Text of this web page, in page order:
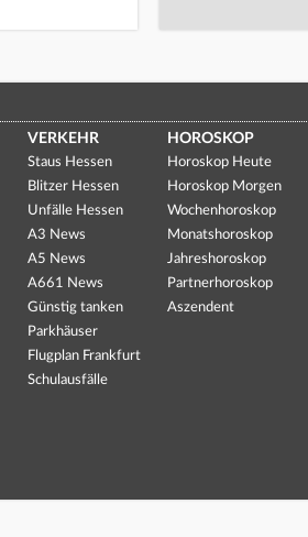
VERKEHR
Staus Hessen
Blitzer Hessen
Unfälle Hessen
A3 News
A5 News
A661 News
Günstig tanken
Parkhäuser
Flugplan Frankfurt
Schulausfälle
HOROSKOP
Horoskop Heute
Horoskop Morgen
Wochenhoroskop
Monatshoroskop
Jahreshoroskop
Partnerhoroskop
Aszendent